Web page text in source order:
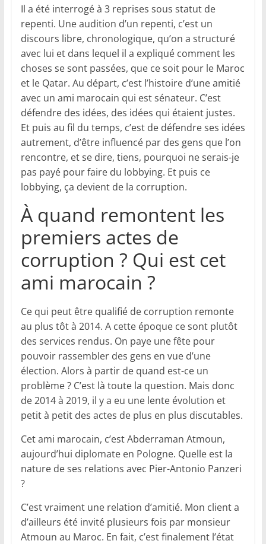
Il a été interrogé à 3 reprises sous statut de
repenti. Une audition d’un repenti, c’est un
discours libre, chronologique, qu’on a structuré
avec lui et dans lequel il a expliqué comment les
choses se sont passées, que ce soit pour le Maroc
et le Qatar. Au départ, c’est l’histoire d’une amitié
avec un ami marocain qui est sénateur. C’est
défendre des idées, des idées qui étaient justes.
Et puis au fil du temps, c’est de défendre ses idées
autrement, d’être influencé par des gens que l’on
rencontre, et se dire, tiens, pourquoi ne serais-je
pas payé pour faire du lobbying. Et puis ce
lobbying, ça devient de la corruption.
À quand remontent les
premiers actes de
corruption ? Qui est cet
ami marocain ?
Ce qui peut être qualifié de corruption remonte
au plus tôt à 2014. A cette époque ce sont plutôt
des services rendus. On paye une fête pour
pouvoir rassembler des gens en vue d’une
élection. Alors à partir de quand est-ce un
problème ? C’est là toute la question. Mais donc
de 2014 à 2019, il y a eu une lente évolution et
petit à petit des actes de plus en plus discutables.
Cet ami marocain, c’est Abderraman Atmoun,
aujourd’hui diplomate en Pologne. Quelle est la
nature de ses relations avec Pier-Antonio Panzeri
?
C’est vraiment une relation d’amitié. Mon client a
d’ailleurs été invité plusieurs fois par monsieur
Atmoun au Maroc. En fait, c’est finalement l’état